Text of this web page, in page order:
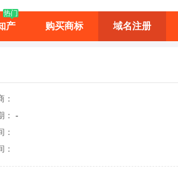
产
热门
购买商标 域名注册
：
：
-
：
：